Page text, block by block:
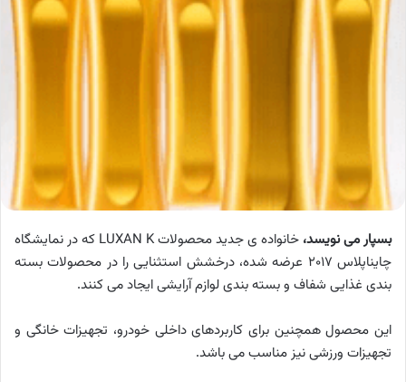
بسپار می نویسد، خانواده ی جدید محصولاتLUXAN K که در نمایشگاه
چایناپلاس 2017 عرضه شده، درخشش استثنایی را در محصولات بسته
بندی غذایی شفاف و بسته بندی لوازم آرایشی ایجاد می کنند.
این محصول همچنین برای کاربردهای داخلی خودرو، تجهیزات خانگی و
تجهیزات ورزشی نیز مناسب می باشد.